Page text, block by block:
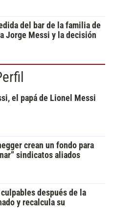
del bar de la familia de
Jorge Messi y la decisión
el papá de Lionel Messi
crean un fondo para
sindicatos aliados
culpables después de la
y recalcula su